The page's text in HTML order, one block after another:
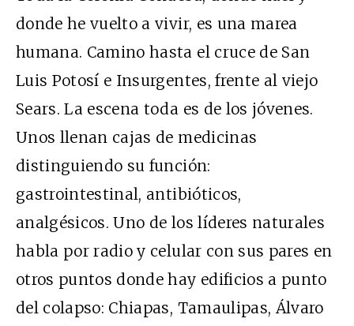
donde he vuelto a vivir, es una marea
humana. Camino hasta el cruce de San
Luis Potosí e Insurgentes, frente al viejo
Sears. La escena toda es de los jóvenes.
Unos llenan cajas de medicinas
distinguiendo su función:
gastrointestinal, antibióticos,
analgésicos. Uno de los líderes naturales
habla por radio y celular con sus pares en
otros puntos donde hay edificios a punto
del colapso: Chiapas, Tamaulipas, Álvaro